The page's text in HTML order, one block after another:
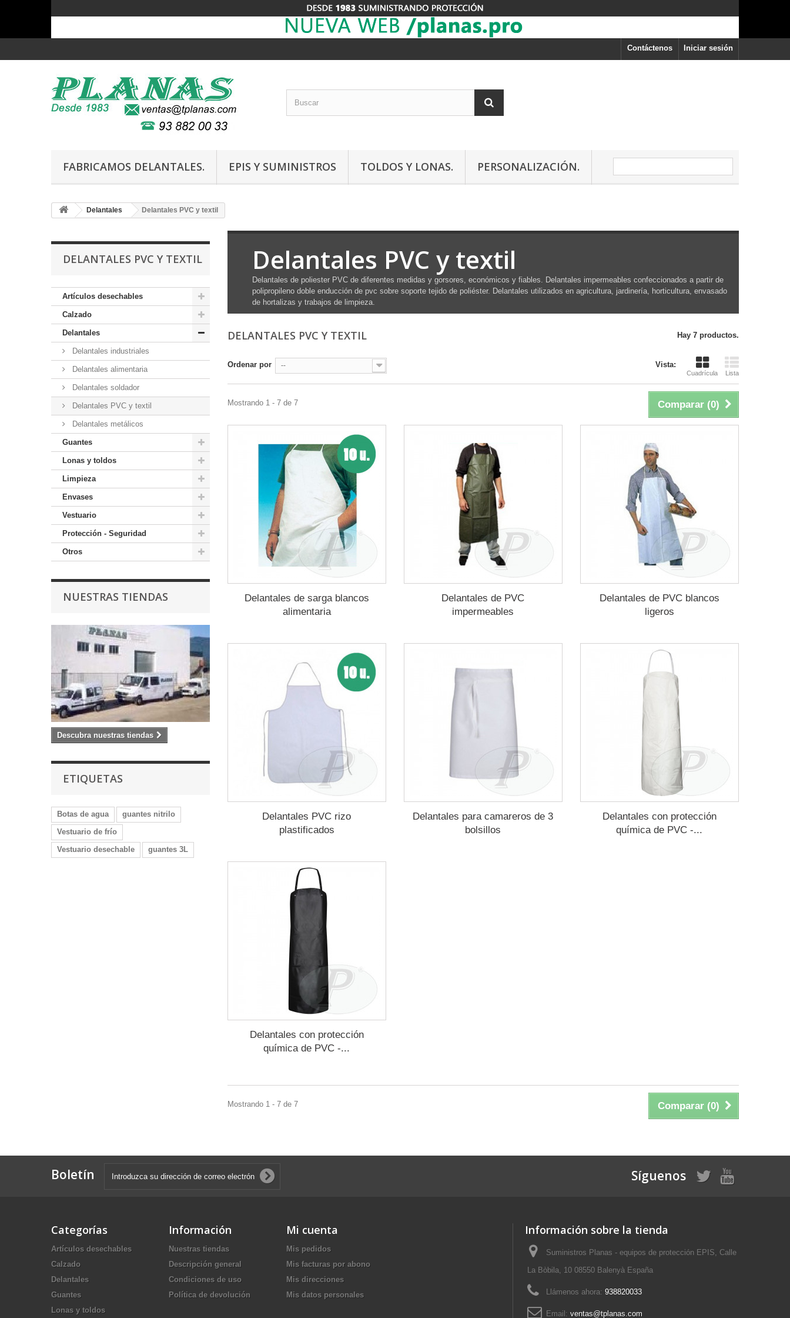
Iniciar sesión
Contáctenos
FABRICAMOS DELANTALES. EPIS Y SUMINISTROS TOLDOS Y LONAS. PERSONALIZACIÓN.
Delantales Delantales PVC y textil
DELANTALES PVC Y TEXTIL
Artículos desechables
Calzado
Delantales
Delantales industriales
Delantales alimentaria
Delantales soldador
Delantales PVC y textil
Delantales metálicos
Guantes
Lonas y toldos
Limpieza
Envases
Vestuario
Protección - Seguridad
Otros
NUESTRAS TIENDAS
Descubra nuestras tiendas
ETIQUETAS
Botas de agua
guantes nitrilo
Vestuario de frío
Vestuario desechable
guantes 3L
Delantales PVC y textil
Delantales de poliester PVC de diferentes medidas y gorsores, económicos y fiables. Delantales impermeables confeccionados a partir de
polipropileno doble enducción de pvc sobre soporte tejido de poliéster. Delantales utilizados en agricultura, jardinería, horticultura, envasado
de hortalizas y trabajos de limpieza.
DELANTALES PVC Y TEXTIL Hay 7 productos.
Vista:
Cuadrícula Lista
Ordenar por --
Comparar (0)
Mostrando 1 - 7 de 7
Delantales de sarga blancos
alimentaria
Delantales de PVC
impermeables
Delantales de PVC blancos
ligeros
Delantales PVC rizo
plastificados
Delantales para camareros de 3
bolsillos
Delantales con protección
química de PVC -...
Delantales con protección
química de PVC -...
Comparar (0)
Mostrando 1 - 7 de 7
Boletín Síguenos
Categorías
Artículos desechables
Calzado
Delantales
Guantes
Lonas y toldos
Información
Nuestras tiendas
Descripción general
Condiciones de uso
Política de devolución
Mi cuenta
Mis pedidos
Mis facturas por abono
Mis direcciones
Mis datos personales
Información sobre la tienda
Suministros Planas - equipos de protección EPIS, Calle
La Bòbila, 10 08550 Balenyà España
Llámenos ahora: 938820033
Email: ventas@tplanas.com